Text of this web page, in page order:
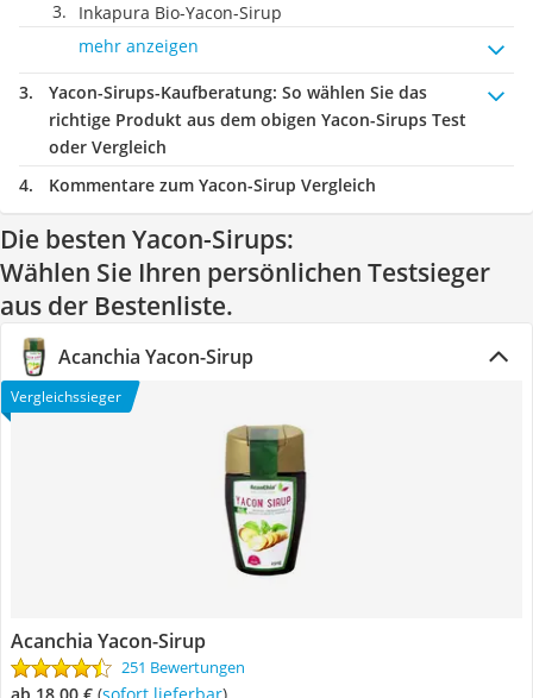
Inkapura Bio-Yacon-Sirup
mehr anzeigen
Yacon-Sirups-Kaufberatung: So wählen Sie das
richtige Produkt aus dem obigen Yacon-Sirups Test
oder Vergleich
Kommentare zum Yacon-Sirup Vergleich
Die besten Yacon-Sirups:
Wählen Sie Ihren persönlichen Testsieger
aus der Bestenliste.
Acanchia Yacon-Sirup
Vergleichssieger
Acanchia Yacon-Sirup
251 Bewertungen